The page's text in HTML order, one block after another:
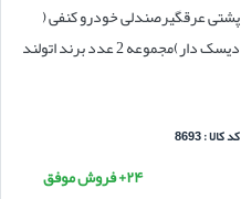
پشتی عرقگیرصندلی خودرو کنفی (
دیسک دار)مجموعه 2 عدد برند اتولند
کد کالا : 8693
۲۴+ فروش موفق